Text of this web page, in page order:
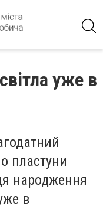
уже в
пластуни
народження
в